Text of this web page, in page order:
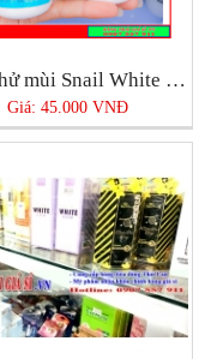
Lăn khử mùi Snail White Thái Lan
Giá: 45.000 VNĐ